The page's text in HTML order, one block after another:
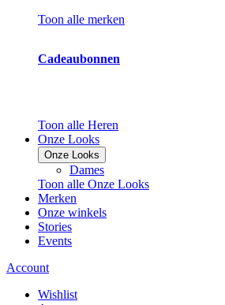
Toon alle merken
Cadeaubonnen
Toon alle Heren
Onze Looks
Onze Looks
Dames
Toon alle Onze Looks
Merken
Onze winkels
Stories
Events
Account
Wishlist